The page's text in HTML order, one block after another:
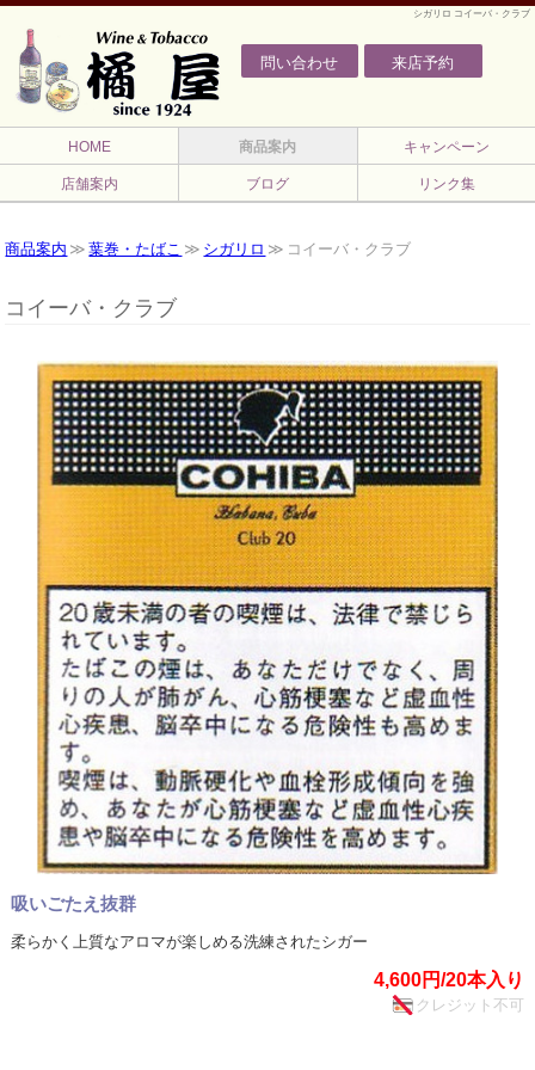
シガリロ コイーバ・クラブ
問い合わせ 来店予約
HOME 商品案内 キャンペーン
店舗案内 ブログ リンク集
商品案内 葉巻・たばこ シガリロ コイーバ・クラブ
コイーバ・クラブ
吸いごたえ抜群
柔らかく上質なアロマが楽しめる洗練されたシガー
4,600円/20本入り
クレジット不可